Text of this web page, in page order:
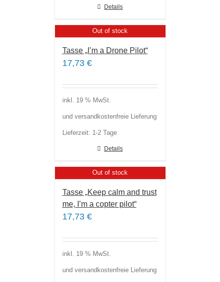
Details
Out of stock
Tasse „I’m a Drone Pilot“
17,73 €
inkl. 19 % MwSt.
und versandkostenfreie Lieferung
Lieferzeit: 1-2 Tage
Details
Out of stock
Tasse „Keep calm and trust
me, I’m a copter pilot“
17,73 €
inkl. 19 % MwSt.
und versandkostenfreie Lieferung